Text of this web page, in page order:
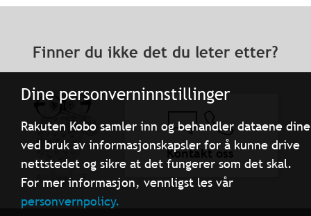
Dine personverninnstillinger
Rakuten Kobo samler inn og behandler dataene dine
ved bruk av informasjonskapsler for å kunne drive
nettstedet og sikre at det fungerer som det skal.
For mer informasjon, vennligst les vår
personvernpolicy.
Finner du ikke det du leter etter?
Kontakt oss